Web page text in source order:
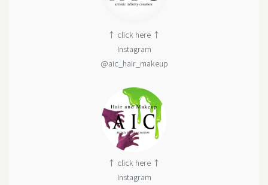
↑ click here ↑
Instagram
@aic_hair_makeup
↑ click here ↑
Instagram